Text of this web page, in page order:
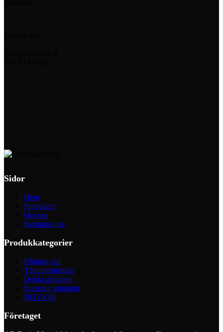
Sidor
Hem
Produkter
Om oss
Kontakta oss
Produkkategorier
Klämskydd
Tätningströsklar
Dolda gångjärn
Svenska gångjärn
NOVA 80
Företaget